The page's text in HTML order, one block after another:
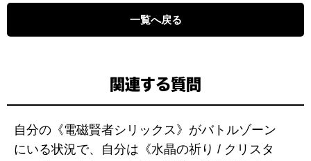
一覧へ戻る
関連する質問
自分の《電磁賢者シリックス》がバトルゾーン
にいる状況で、自分は《水晶の祈り / クリスタ